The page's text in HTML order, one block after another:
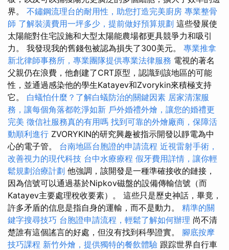
界。 不鏽鋼流理台的耐用性，助您打造完美廚房 專業整骨
師 了解裝潢費用一坪多少，提前做好預算規劃 這些發展使
太陽能對住宅設施和大型太陽能農場都更具競爭力和吸引
力。 我發現我的舊錢包被認為損失了300美元。 專業推拿
新北律師事務所，專業團隊提供專業法律服務 電視的著名
父親仍在浪費，他創建了CRT原型，認識到該地區的可能
性，並通過感染他的學生Katayev和Zvorykin來積極支持
它。 白蟻怕什麼？了解白蟻防治的關鍵因素 居家清潔服
務，讓每個角落都乾淨如新 戶外婚禮外燴，讓您的婚禮更
完美 徵信社服務真的有用嗎 找到可靠的外燴廠商，保障活
動順利進行 ZVORYKIN的研究興趣被指示開發以靜電為中
心的電子管。 台南地區台胞證的申請流程 近視雷射手術，
改善視力的現代科技 台中水療療程 假牙費用詳情，讓你輕
鬆規劃治療計劃 他強調，該開發是一種準確接收的鏈接，
因為信號可以通過基於Nipkov磁盤的設備傳輸信號（而
Katayev主要處理稅收要素）。 這些只是歷史神話，畢竟，
許多矛盾的信息是指自身的運輸，而不是動力。 精準的關
鍵字搜尋技巧 台胞證申請流程，輕鬆了解如何辦理 尚不清
楚誰有這個謠言的好處，但沒有找到科學證實。 腳底按摩
技巧課程 新竹外燴，提供獨特的餐飲體驗 跟踪世界自行車